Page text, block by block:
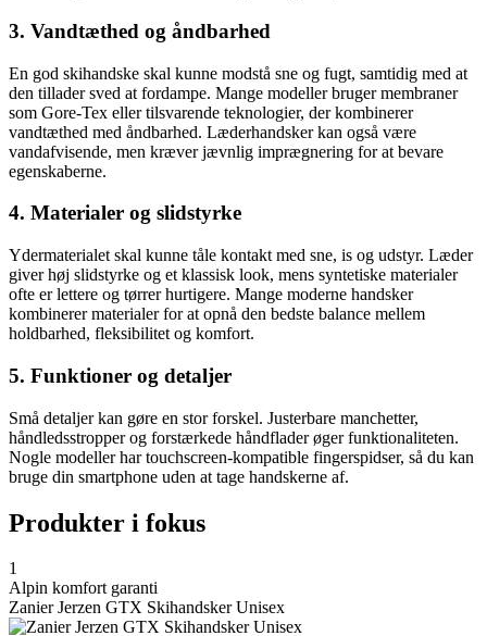
3. Vandtæthed og åndbarhed
En god skihandske skal kunne modstå sne og fugt, samtidig med at
den tillader sved at fordampe. Mange modeller bruger membraner
som Gore-Tex eller tilsvarende teknologier, der kombinerer
vandtæthed med åndbarhed. Læderhandsker kan også være
vandafvisende, men kræver jævnlig imprægnering for at bevare
egenskaberne.
4. Materialer og slidstyrke
Ydermaterialet skal kunne tåle kontakt med sne, is og udstyr. Læder
giver høj slidstyrke og et klassisk look, mens syntetiske materialer
ofte er lettere og tørrer hurtigere. Mange moderne handsker
kombinerer materialer for at opnå den bedste balance mellem
holdbarhed, fleksibilitet og komfort.
5. Funktioner og detaljer
Små detaljer kan gøre en stor forskel. Justerbare manchetter,
håndledsstropper og forstærkede håndflader øger funktionaliteten.
Nogle modeller har touchscreen-kompatible fingerspidser, så du kan
bruge din smartphone uden at tage handskerne af.
Produkter i fokus
1
Alpin komfort garanti
Zanier Jerzen GTX Skihandsker Unisex